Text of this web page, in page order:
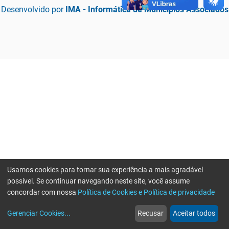
Desenvolvido por IMA - Informática de Municípios Associados
web
Notícias
more_horiz
Mais
Usamos cookies para tornar sua experiência a mais agradável
possível. Se continuar navegando neste site, você assume
concordar com nossa Política de Cookies e Política de privacidade
Gerenciar Cookies... Recusar Aceitar todos
Erro ao enviar informações, por favor tente novamente